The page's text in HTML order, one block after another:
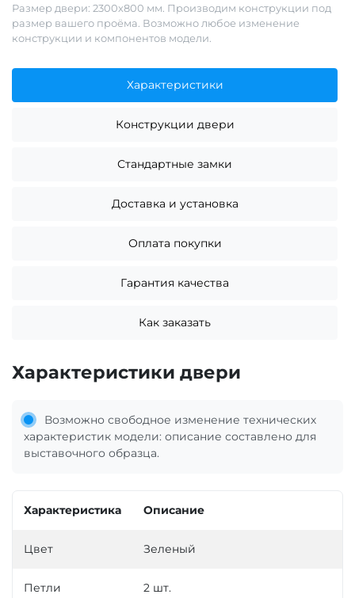
Размер двери: 2300х800 мм. Производим конструкции под
размер вашего проёма. Возможно любое изменение
конструкции и компонентов модели.
Характеристики
Конструкции двери
Стандартные замки
Доставка и установка
Оплата покупки
Гарантия качества
Как заказать
Характеристики двери
Возможно свободное изменение технических
характеристик модели: описание составлено для
выставочного образца.
Характеристика Описание
Цвет Зеленый
Петли 2 шт.